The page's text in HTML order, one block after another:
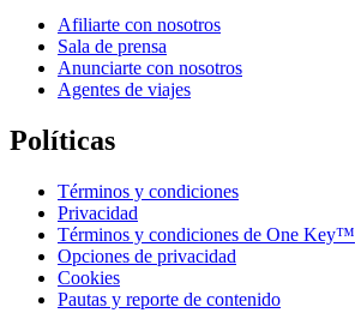
Afiliarte con nosotros
Sala de prensa
Anunciarte con nosotros
Agentes de viajes
Políticas
Términos y condiciones
Privacidad
Términos y condiciones de One Key™
Opciones de privacidad
Cookies
Pautas y reporte de contenido